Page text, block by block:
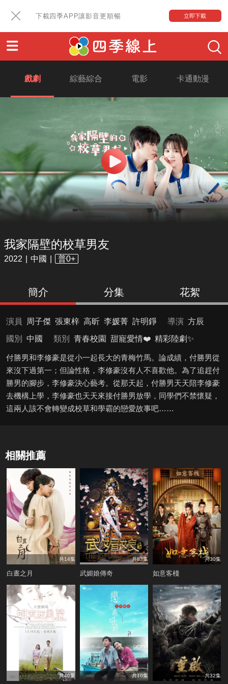
下載四季APP讓影音更順暢 立即下載
戲劇 綜藝綜合 電影 卡通動漫
我家隔壁的校草男友
2022 中國 普0+
簡介 分集 花絮
演員 周子傑 張東梓 高昕 李媛菁 許明錚 導演 方辰
國別
中國 類別 青春校園 甜寵愛情❤️ 精彩陸劇✨
付勝男和李修豪是從小一起長大的青梅竹馬。論成績，付勝男從
來沒下過第一；但論性格，李修豪沒有人不喜歡他。為了追趕付
勝男的腳步，李修豪決心藝考。從那天起，付勝男天天陪李修豪
去機構上學，李修豪也天天來接付勝男放學，同學們不禁懷疑，
這兩人該不會轉變成校草和學霸的戀愛故事吧……
相關推薦
共14集
白晝之月
共83集
武媚娘傳奇
共30集
如意客棧
共40集 共10集 共32集